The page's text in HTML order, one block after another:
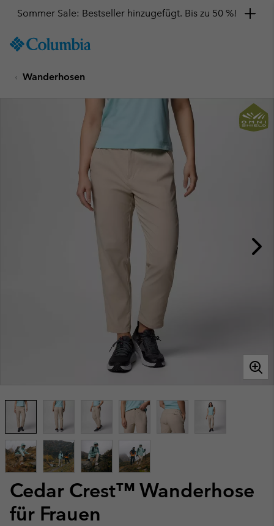
TO
SKIP
Sommer Sale: Bestseller hinzugefügt. Bis zu 50 %!
Wanderhosen
Cedar Crest™ Wanderhose
für Frauen